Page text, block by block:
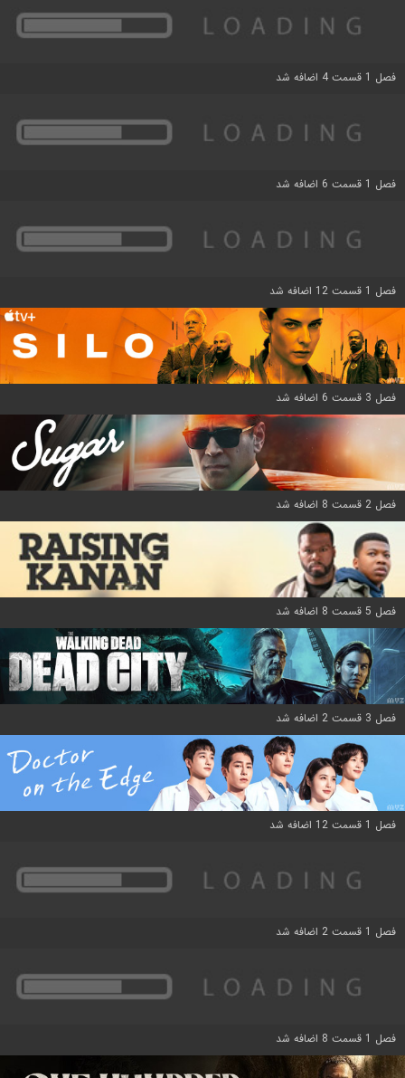
فصل 1 قسمت 4 اضافه شد
فصل 1 قسمت 6 اضافه شد
فصل 1 قسمت 12 اضافه شد
فصل 3 قسمت 6 اضافه شد
فصل 2 قسمت 8 اضافه شد
فصل 5 قسمت 8 اضافه شد
فصل 3 قسمت 2 اضافه شد
فصل 1 قسمت 12 اضافه شد
فصل 1 قسمت 2 اضافه شد
فصل 1 قسمت 8 اضافه شد